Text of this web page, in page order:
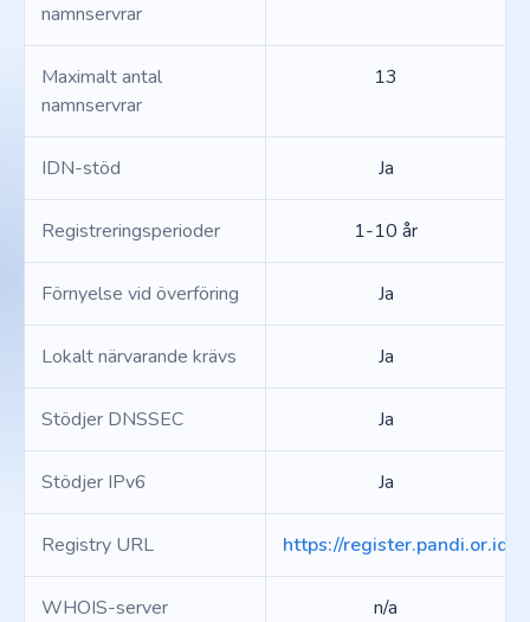
namnservrar
Maximalt antal
namnservrar
13
IDN-stöd Ja
Registreringsperioder 1-10 år
Förnyelse vid överföring Ja
Lokalt närvarande krävs Ja
Stödjer DNSSEC Ja
Stödjer IPv6 Ja
Registry URL https://register.pandi.or.id/
WHOIS-server n/a